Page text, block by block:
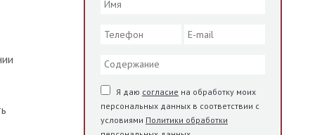
Я даю согласие на обработку моих
персональных данных в соответствии с
условиями Политики обработки